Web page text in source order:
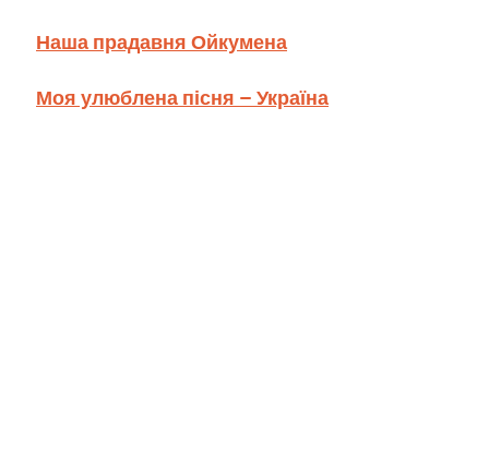
Наша прадавня Ойкумена
Моя улюблена пісня – Україна